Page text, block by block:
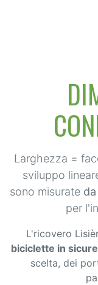
Larghezza =
sviluppo
sono misurate
per
L'ricovero
biciclette in
scelta, dei